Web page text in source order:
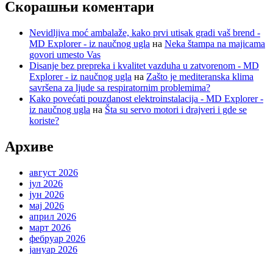
Скорашњи коментари
Nevidljiva moć ambalaže, kako prvi utisak gradi vaš brend -
MD Explorer - iz naučnog ugla на Neka štampa na majicama
govori umesto Vas
Disanje bez prepreka i kvalitet vazduha u zatvorenom - MD
Explorer - iz naučnog ugla на Zašto je mediteranska klima
savršena za ljude sa respiratornim problemima?
Kako povećati pouzdanost elektroinstalacija - MD Explorer -
iz naučnog ugla на Šta su servo motori i drajveri i gde se
koriste?
Архиве
август 2026
јул 2026
јун 2026
мај 2026
април 2026
март 2026
фебруар 2026
јануар 2026